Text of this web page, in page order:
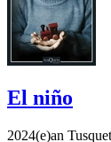
El niño
2024(e)an